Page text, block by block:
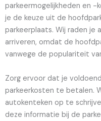
parkeermogelijkheden en -
je de keuze uit de
parkeerplaats. Wij raden je
arriveren, omdat de
vanwege de populariteit
Zorg ervoor dat je
parkeerkosten te betalen.
autokenteken op te
deze informatie bij de